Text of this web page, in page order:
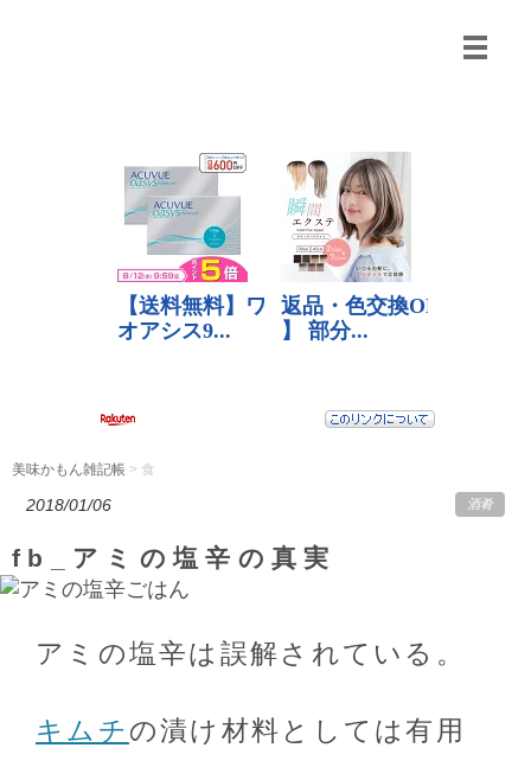
美味かもん雑記帳 > 食
2018/01/06 酒肴
fb_アミの塩辛の真実
アミの塩辛は誤解されている。
キムチの漬け材料としては有用